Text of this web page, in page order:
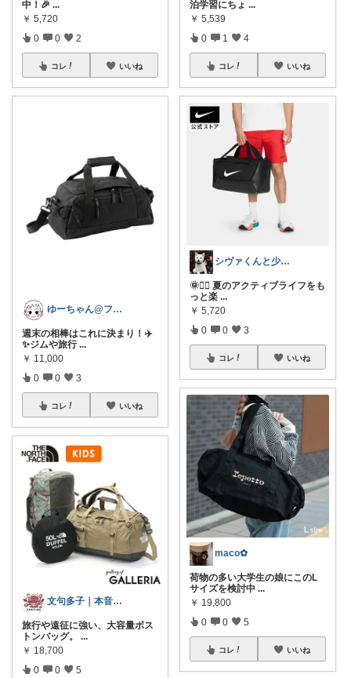
中！🎉 ...
￥ 5,720
0 0 2
コレ いいね
ゆーちゃん@フォロワーさまから購入💕
週末の相棒はこれに決まり！✈️
✨ジムや旅行 ...
￥ 11,000
0 0 3
コレ いいね
文句多子｜本音で選ぶ、お得好きママ
旅行や遠征に強い、大容量ボス
トンバッグ。 ...
￥ 18,700
0 0 5
泊学習にちょ ...
￥ 5,539
0 1 4
コレ いいね
シヴァくんと少佐のROOM
🌞🏃‍♀️ 夏のアクティブライフをも
っと楽 ...
￥ 5,720
0 0 3
コレ いいね
maco✿
荷物の多い大学生の娘にこのL
サイズを検討中 ...
￥ 19,800
0 0 5
コレ いいね